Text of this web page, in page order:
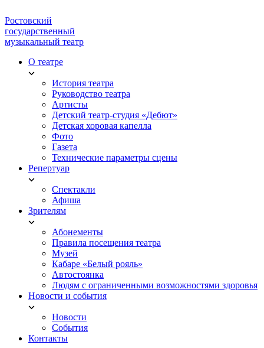
Ростовский
государственный
музыкальный театр
О театре
История театра
Руководство театра
Артисты
Детский театр-студия «Дебют»
Детская хоровая капелла
Фото
Газета
Технические параметры сцены
Репертуар
Спектакли
Афиша
Зрителям
Абонементы
Правила посещения театра
Музей
Кабаре «Белый рояль»
Автостоянка
Людям с ограниченными возможностями здоровья
Новости и события
Новости
События
Контакты